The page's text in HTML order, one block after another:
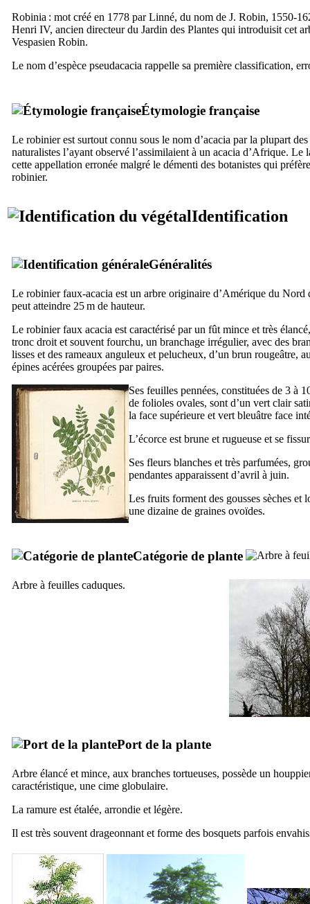
Robinia : mot créé en 1778 par Linné, du nom de J. Robin, 1550-
Henri IV, ancien directeur du Jardin des Plantes qui introduisit cet
Vespasien Robin.
Le nom d’espèce pseudacacia rappelle sa première classification,
Étymologie française
Le robinier est surtout connu sous le nom d’acacia par la plupart
naturalistes l’ayant observé l’assimilaient à un acacia d’Afrique. Le
cette appellation erronée malgré le démenti des botanistes qui
robinier.
Identification
Généralités
Le robinier faux-acacia est un arbre originaire d’Amérique du Nord
peut atteindre 25 m de hauteur.
Le robinier faux acacia est caractérisé par un fût mince et très
tronc droit et souvent fourchu, un branchage irrégulier, avec des
lisses et des rameaux anguleux et pelucheux, d’un brun rougeâtre,
épines acérées groupées par paires.
Ses feuilles pennées, constituées de 3 à
de folioles ovales, sont d’un vert clair
la face supérieure et vert bleuâtre face
L’écorce est brune et rugueuse et se
Ses fleurs blanches et très parfumées,
pendantes apparaissent d’avril à juin.
Les fruits forment des gousses sèches et
une dizaine de graines ovoïdes.
Catégorie de plante
Arbre à feuilles caduques.
Port de la plante
Arbre élancé et mince, aux branches tortueuses, possède un
caractéristique, une cime globulaire.
La ramure est étalée, arrondie et légère.
Il est très souvent drageonnant et forme des bosquets parfois